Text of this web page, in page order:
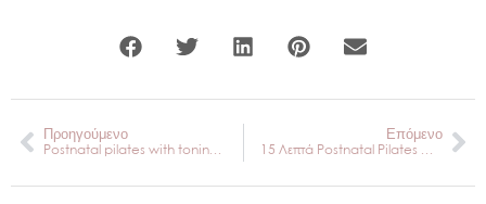
Prev
Προηγούμενο Επόμενο